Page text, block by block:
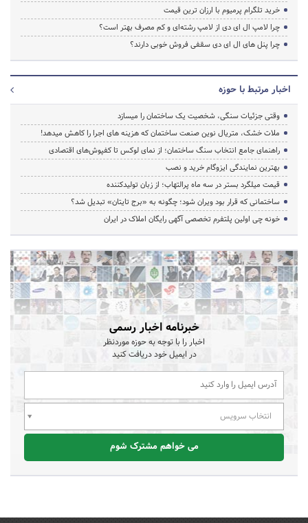
خرید تلگرام پرمیوم با ارزان ترین قیمت
چرا لامپ ال ای دی از لامپ رشته‌ای و کم مصرف بهتر است؟
چرا پنل های ال ای دی سقفی فروش خوبی دارند؟
اخبار مرتبط با حوزه
وقتی جزئیات سنگی، شخصیت یک ساختمان را میسازد
ملات خشک، متریال نوین صنعت ساختمان که هزینه‌ های اجرا را کاهش میدهد!
راهنمای جامع انتخاب سنگ ساختمان؛ از نمای لوکس تا کفپوش‌های اقتصادی
بهترین نمایندگی ایزوگام خرید و نصب
قیمت میلگرد بستر در سه ماه پرالتهاب؛ از زبان تولیدکننده
ساختمانی که قرار بود ویران شود؛ چگونه به «برج تایتان» تبدیل شد؟
خونه چی اولین پلتفرم تخصصی آگهی رایگان املاک در ایران
خبرنامه اخبار رسمی
اخبار را با توجه به حوزه موردنظر
در ایمیل خود دریافت کنید
انتخاب سرویس
می خواهم مشترک شوم